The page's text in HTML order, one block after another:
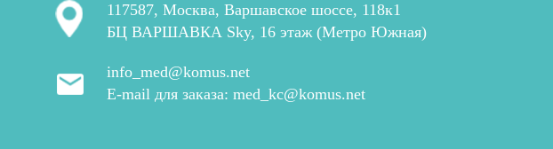
117587, Москва, Варшавское шоссе, 118к1
БЦ ВАРШАВКА Sky, 16 этаж (Метро Южная)
info_med@komus.net
E-mail для заказа: med_kc@komus.net